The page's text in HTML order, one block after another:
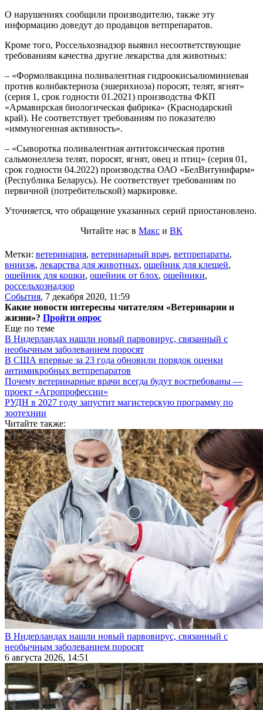
О нарушениях сообщили производителю, также эту
информацию доведут до продавцов ветпрепаратов.
Кроме того, Россельхознадзор выявил несоответствующие
требованиям качества другие лекарства для животных:
– «Формолвакцина поливалентная гидроокисьалюминиевая
против колибактериоза (эшерихиоза) поросят, телят, ягнят»
(серия 1, срок годности 01.2021) производства ФКП
«Армавирская биологическая фабрика» (Краснодарский
край). Не соответствует требованиям по показателю
«иммуногенная активность».
– «Сыворотка поливалентная антитоксическая против
сальмонеллеза телят, поросят, ягнят, овец и птиц» (серия 01,
срок годности 04.2022) производства ОАО «БелВитунифарм»
(Республика Беларусь). Не соответствует требованиям по
первичной (потребительской) маркировке.
Уточняется, что обращение указанных серий приостановлено.
Читайте нас в Макс и ВК
Метки: ветеринария, ветеринарный врач, ветпрепараты,
вниизж, лекарства для животных, ошейник для клещей,
ошейник для кошки, ошейник от блох, ошейники,
россельхознадзор
События, 7 декабря 2020, 11:59
Какие новости интересны читателям «Ветеринарии и
жизни»? Пройти опрос
Еще по теме
В Нидерландах нашли новый парвовирус, связанный с
необычным заболеванием поросят
В США впервые за 23 года обновили порядок оценки
антимикробных ветпрепаратов
Почему ветеринарные врачи всегда будут востребованы —
проект «Агропрофессии»
РУДН в 2027 году запустит магистерскую программу по
зоотехнии
Читайте также:
В Нидерландах нашли новый парвовирус, связанный с
необычным заболеванием поросят
6 августа 2026, 14:51